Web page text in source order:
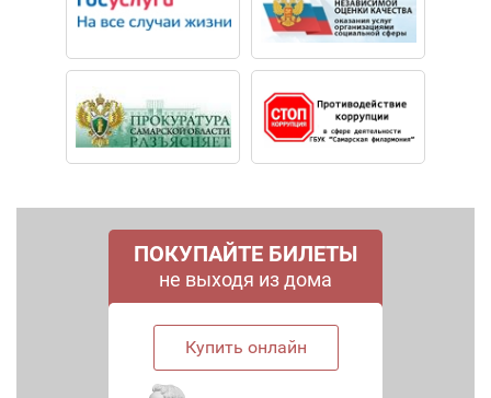
ПОКУПАЙТЕ БИЛЕТЫ
не выходя из дома
Купить онлайн